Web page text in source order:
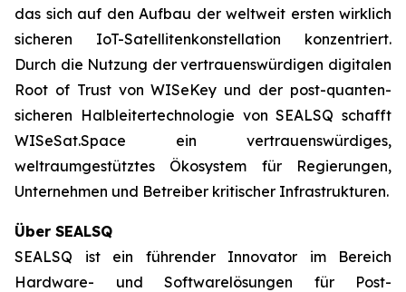
das sich auf den Aufbau der weltweit ersten wirklich
sicheren IoT-Satellitenkonstellation konzentriert.
Durch die Nutzung der vertrauenswürdigen digitalen
Root of Trust von WISeKey und der post-quanten-
sicheren Halbleitertechnologie von SEALSQ schafft
WISeSat.Space ein vertrauenswürdiges,
weltraumgestütztes Ökosystem für Regierungen,
Unternehmen und Betreiber kritischer Infrastrukturen.
Über SEALSQ
SEALSQ ist ein führender Innovator im Bereich
Hardware- und Softwarelösungen für Post-